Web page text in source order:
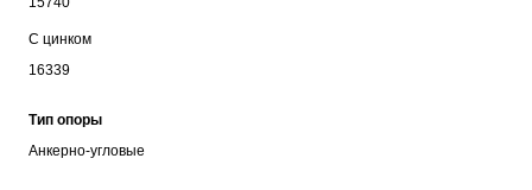
С цинком
16339
Тип опоры
Анкерно-угловые